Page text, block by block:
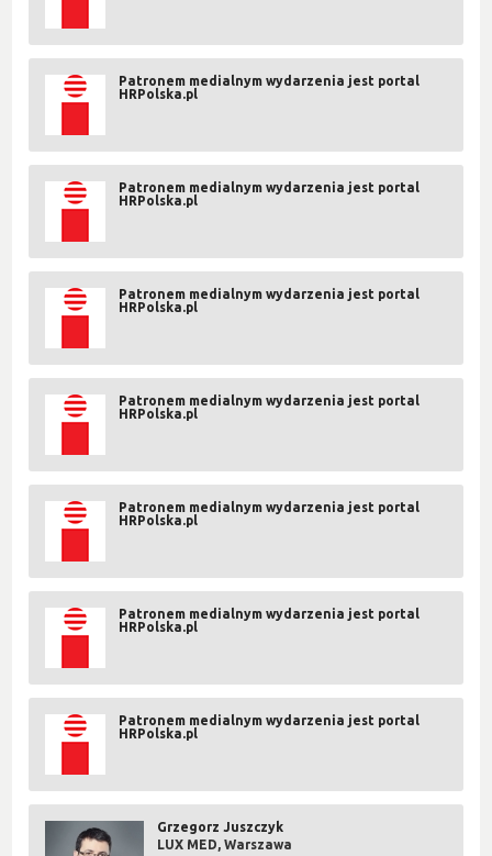
Patronem medialnym wydarzenia jest portal
HRPolska.pl
Patronem medialnym wydarzenia jest portal
HRPolska.pl
Patronem medialnym wydarzenia jest portal
HRPolska.pl
Patronem medialnym wydarzenia jest portal
HRPolska.pl
Patronem medialnym wydarzenia jest portal
HRPolska.pl
Patronem medialnym wydarzenia jest portal
HRPolska.pl
Patronem medialnym wydarzenia jest portal
HRPolska.pl
Grzegorz Juszczyk
LUX MED, Warszawa